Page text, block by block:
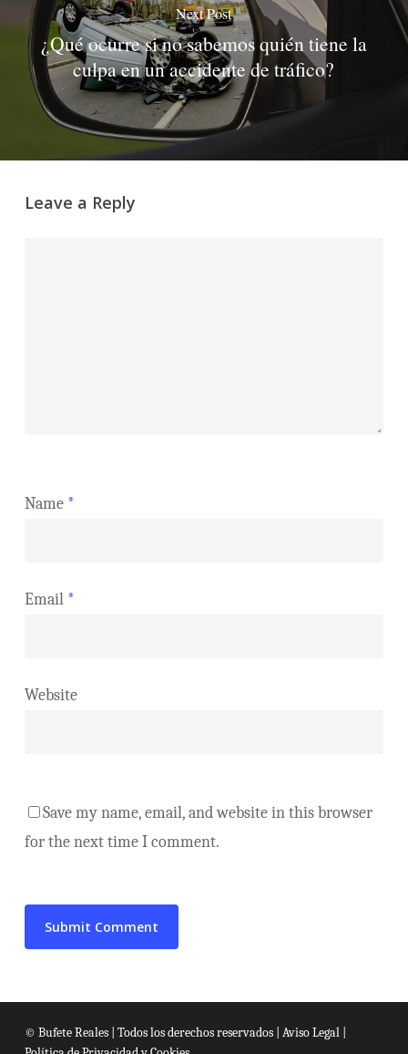
Next Post
¿Qué ocurre si no sabemos quién tiene la
culpa en un accidente de tráfico?
Leave a Reply
Name *
Email *
Website
Save my name, email, and website in this browser
for the next time I comment.
© Bufete Reales | Todos los derechos reservados | Aviso Legal|